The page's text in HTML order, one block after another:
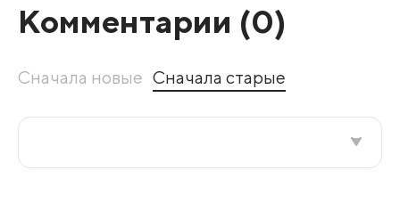
Комментарии (0)
Сначала новые Сначала старые